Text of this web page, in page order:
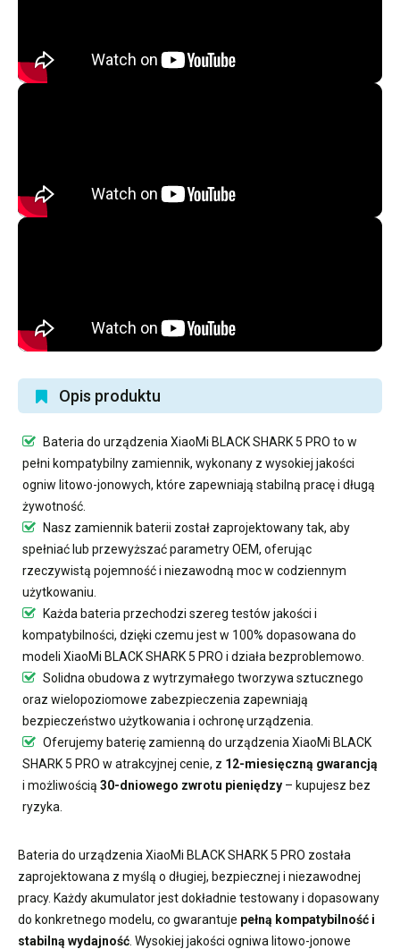
Opis produktu
Bateria do urządzenia XiaoMi BLACK SHARK 5 PRO to w
pełni kompatybilny zamiennik, wykonany z wysokiej jakości
ogniw litowo-jonowych, które zapewniają stabilną pracę i długą
żywotność.
Nasz zamiennik baterii został zaprojektowany tak, aby
spełniać lub przewyższać parametry OEM, oferując
rzeczywistą pojemność i niezawodną moc w codziennym
użytkowaniu.
Każda bateria przechodzi szereg testów jakości i
kompatybilności, dzięki czemu jest w 100% dopasowana do
modeli XiaoMi BLACK SHARK 5 PRO i działa bezproblemowo.
Solidna obudowa z wytrzymałego tworzywa sztucznego
oraz wielopoziomowe zabezpieczenia zapewniają
bezpieczeństwo użytkowania i ochronę urządzenia.
Oferujemybaterię zamienną do urządzenia XiaoMi BLACK
SHARK 5 PRO w atrakcyjnej cenie, z 12-miesięczną gwarancją
i możliwością 30-dniowego zwrotu pieniędzy – kupujesz bez
ryzyka.
Bateria do urządzenia XiaoMi BLACK SHARK 5 PRO została
zaprojektowana z myślą o długiej, bezpiecznej i niezawodnej
pracy. Każdy akumulator jest dokładnie testowany i dopasowany
do konkretnego modelu, co gwarantuje pełną kompatybilność i
stabilną wydajność . Wysokiej jakości ogniwa litowo-jonowe